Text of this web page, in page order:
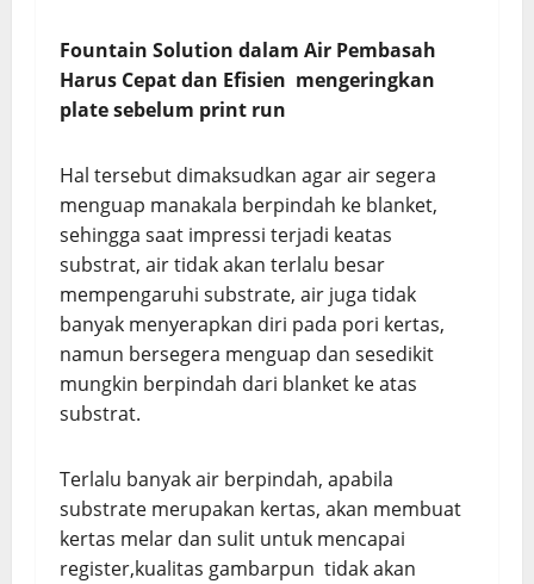
Fountain Solution dalam Air Pembasah
Harus Cepat dan Efisien mengeringkan
plate sebelum print run
Hal tersebut dimaksudkan agar air segera
menguap manakala berpindah ke blanket,
sehingga saat impressi terjadi keatas
substrat, air tidak akan terlalu besar
mempengaruhi substrate, air juga tidak
banyak menyerapkan diri pada pori kertas,
namun bersegera menguap dan sesedikit
mungkin berpindah dari blanket ke atas
substrat.
Terlalu banyak air berpindah, apabila
substrate merupakan kertas, akan membuat
kertas melar dan sulit untuk mencapai
register,kualitas gambarpun tidak akan